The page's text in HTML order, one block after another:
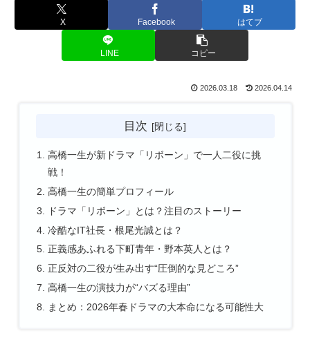
X Facebook はてブ
LINE コピー
2026.03.18 2026.04.14
目次
高橋一生が新ドラマ「リボーン」で一人二役に挑
戦！
高橋一生の簡単プロフィール
ドラマ「リボーン」とは？注目のストーリー
冷酷なIT社長・根尾光誠とは？
正義感あふれる下町青年・野本英人とは？
正反対の二役が生み出す“圧倒的な見どころ”
高橋一生の演技力が“バズる理由”
まとめ：2026年春ドラマの大本命になる可能性大